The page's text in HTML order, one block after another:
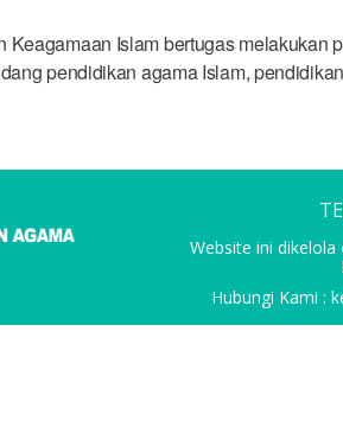
Islam bertugas
pendidikan agama Islam,
Website ini
Hubungi Kami :